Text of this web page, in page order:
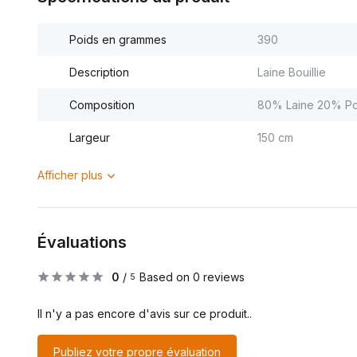
Poids en grammes 390
Description Laine Bouillie
Composition 80% Laine 20%
Largeur 150 cm
Afficher plus
Évaluations
0 / 5 Based on 0 reviews
Il n'y a pas encore d'avis sur ce produit..
Publiez votre propre évaluation